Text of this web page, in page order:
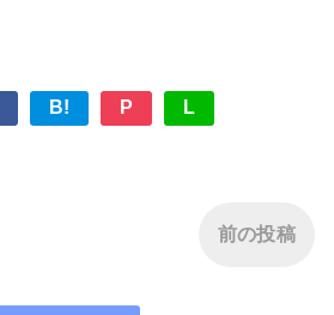
B! P L
前の投稿